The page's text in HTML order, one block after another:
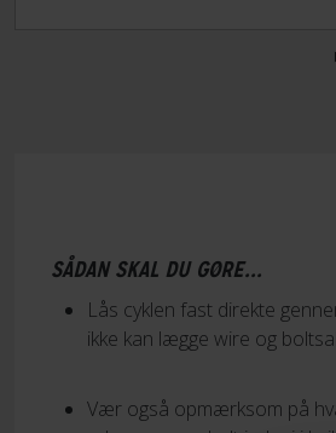
SÅDAN SKAL DU GØRE...
Lås cyklen fast direkte
ikke kan lægge wire og
Vær også opmærksom på